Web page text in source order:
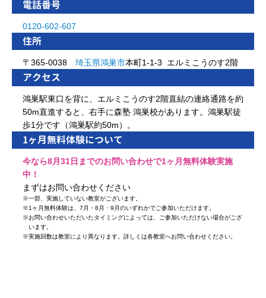
電話番号
0120-602-607
住所
〒365-0038 埼玉県鴻巣市本町1-1-3 エルミこうのす2階
アクセス
鴻巣駅東口を背に、エルミこうのす2階直結の連絡通路を約
50m直進すると、右手に森塾 鴻巣校があります。鴻巣駅徒
歩1分です（鴻巣駅約50m）。
1ヶ月無料体験について
今なら8月31日までのお問い合わせで1ヶ月無料体験実施
中！
まずはお問い合わせください
※一部、実施していない教室がございます。
※1ヶ月無料体験は、7月・8月・9月のいずれかでご参加いただけます。
※お問い合わせいただいたタイミングによっては、ご参加いただけない場合がござ
います。
※実施回数は教室により異なります。詳しくは各教室へお問い合わせください。